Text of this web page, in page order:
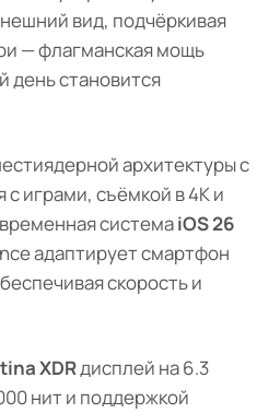
вид, подчёркивая
— флагманская мощь
день становится
архитектуры с
играми, съёмкой в 4K и
системаiOS 26
адаптирует смартфон
скорость и
XDRдисплей на 6.3
нит и поддержкой